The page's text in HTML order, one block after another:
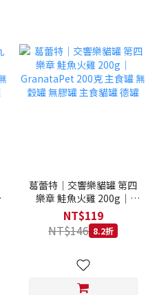
葛蕾特｜交響樂貓罐 第四
樂章 鮭魚火雞 200g｜
GranataPet 200克 主食罐
無穀罐 無膠罐 主食貓罐 德
罐
NT$119
NT$146 8.2折